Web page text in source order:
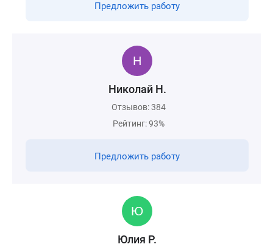
Предложить работу
Николай Н.
Отзывов: 384
Рейтинг: 93%
Предложить работу
Юлия Р.